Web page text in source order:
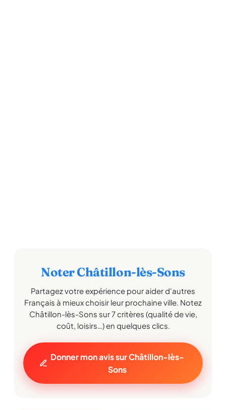
Noter Châtillon-lès-Sons
Partagez votre expérience pour aider d'autres
Français à mieux choisir leur prochaine ville. Notez
Châtillon-lès-Sons sur 7 critères (qualité de vie,
coût, loisirs…) en quelques clics.
Donner mon avis sur Châtillon-lès-
Sons